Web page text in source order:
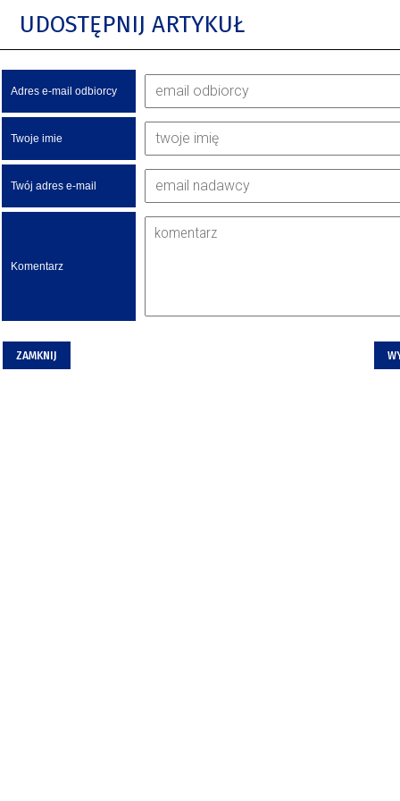
UDOSTĘPNIJ ARTYKUŁ
Adres e-mail odbiorcy
Twoje imie
Twój adres e-mail
Komentarz